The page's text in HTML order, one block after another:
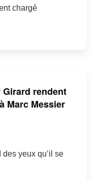
chargé
Girard rendent
Marc Messier
yeux qu’il se